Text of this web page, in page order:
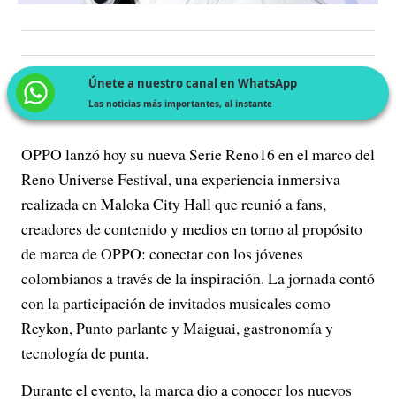
Únete a nuestro canal en WhatsApp
Las noticias más importantes, al instante
OPPO lanzó hoy su nueva Serie Reno16 en el marco del
Reno Universe Festival, una experiencia inmersiva
realizada en Maloka City Hall que reunió a fans,
creadores de contenido y medios en torno al propósito
de marca de OPPO: conectar con los jóvenes
colombianos a través de la inspiración. La jornada contó
con la participación de invitados musicales como
Reykon, Punto parlante y Maiguai, gastronomía y
tecnología de punta.
Durante el evento, la marca dio a conocer los nuevos